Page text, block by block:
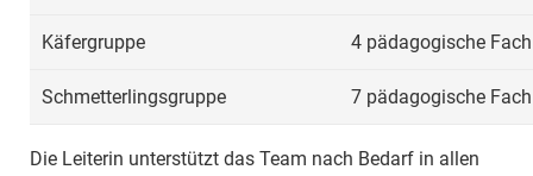
Käfergruppe 4 pädagogische
Schmetterlingsgruppe 7 pädagogische
Die Leiterin unterstützt das Team nach Bedarf in allen